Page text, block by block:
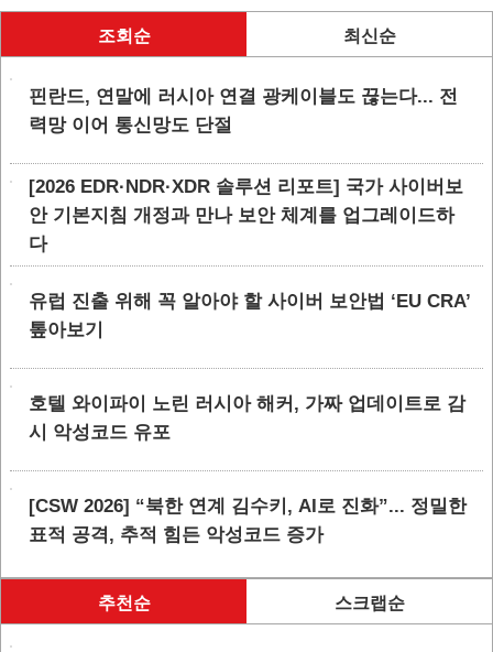
조회순 최신순
핀란드, 연말에 러시아 연결 광케이블도 끊는다... 전
력망 이어 통신망도 단절
[2026 EDR·NDR·XDR 솔루션 리포트] 국가 사이버보
안 기본지침 개정과 만나 보안 체계를 업그레이드하
다
유럽 진출 위해 꼭 알아야 할 사이버 보안법 ‘EU CRA’
톺아보기
호텔 와이파이 노린 러시아 해커, 가짜 업데이트로 감
시 악성코드 유포
[CSW 2026] “북한 연계 김수키, AI로 진화”... 정밀한
표적 공격, 추적 힘든 악성코드 증가
추천순 스크랩순